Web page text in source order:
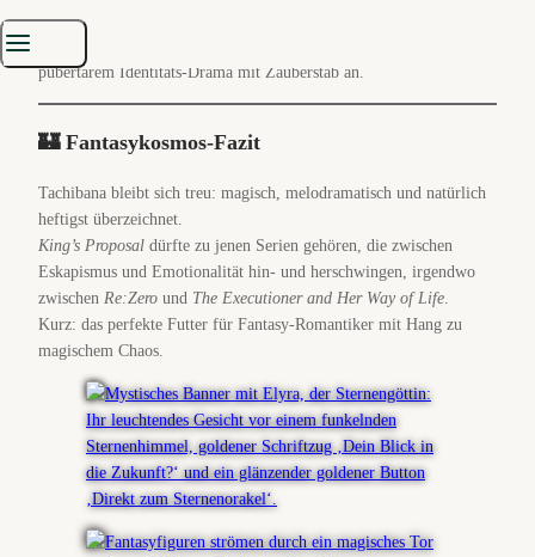
seine wahre Identität verbergen.
pubertärem Identitäts-Drama mit Zauberstab an.
🏰 Fantasykosmos-Fazit
Tachibana bleibt sich treu: magisch, melodramatisch und natürlich
heftigst überzeichnet.
King’s Proposal dürfte zu jenen Serien gehören, die zwischen
Eskapismus und Emotionalität hin- und herschwingen, irgendwo
zwischen Re:Zero und The Executioner and Her Way of Life.
Kurz: das perfekte Futter für Fantasy-Romantiker mit Hang zu
magischem Chaos.